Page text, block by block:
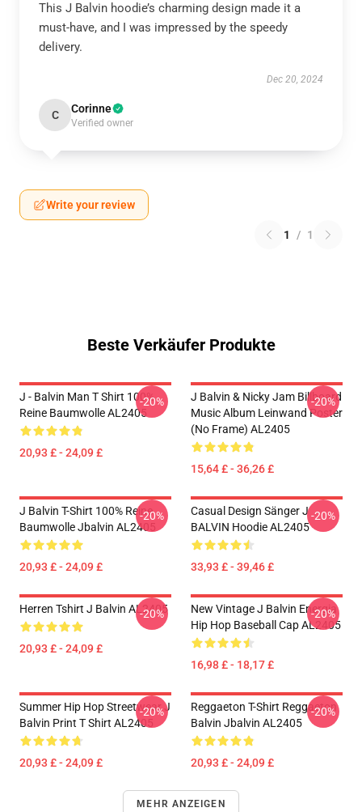
This J Balvin hoodie’s charming design made it a
must-have, and I was impressed by the speedy
delivery.
Dec 20, 2024
C Corinne
Verified owner
Write your review
1 / 1
Beste Verkäufer Produkte
J - Balvin Man T Shirt 100%
Reine Baumwolle AL2405
20,93 £ - 24,09 £
-20%
J Balvin & Nicky Jam Billboard
Music Album Leinwand Poster
(No Frame) AL2405
15,64 £ - 36,26 £
-20%
J Balvin T-Shirt 100% Reine
Baumwolle Jbalvin AL2405
20,93 £ - 24,09 £
-20%
Casual Design Sänger J
BALVIN Hoodie AL2405
33,93 £ - 39,46 £
-20%
Herren Tshirt J Balvin AL2405
20,93 £ - 24,09 £
-20%
New Vintage J Balvin Energia
Hip Hop Baseball Cap AL2405
16,98 £ - 18,17 £
-20%
Summer Hip Hop Streetwear J
Balvin Print T Shirt AL2405
20,93 £ - 24,09 £
-20%
Reggaeton T-Shirt Reggaeton
Balvin Jbalvin AL2405
20,93 £ - 24,09 £
-20%
MEHR ANZEIGEN